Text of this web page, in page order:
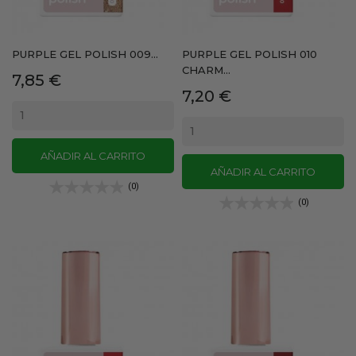
PURPLE GEL POLISH 009...
Precio
7,85 €
AÑADIR AL CARRITO
(0)
PURPLE GEL POLISH 010
CHARM...
Precio
7,20 €
AÑADIR AL CARRITO
(0)